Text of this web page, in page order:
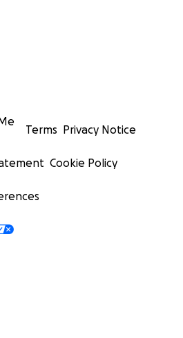
Terms Privacy Notice
Cookie Policy